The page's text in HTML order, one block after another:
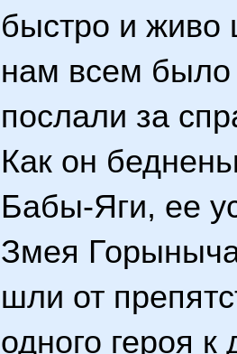
быстро и живо
нам всем
послали за
Как он
Бабы-Яги, ее
Змея
шли от
одного героя к